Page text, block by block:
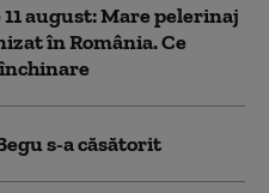
august: Mare pelerinaj
în România. Ce
s-a căsătorit